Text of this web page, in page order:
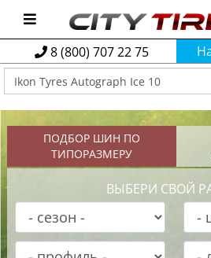
8 (800) 707 22 75
ПОДБОР ШИН ПО
ТИПОРАЗМЕРУ
ВЫБЕРИ СВОЙ